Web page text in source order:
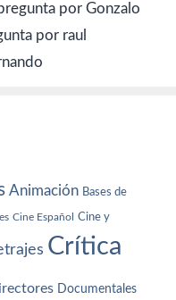
por Gonzalo
por raul
Animación Bases de
Cine Español Cine y
Crítica
Documentales